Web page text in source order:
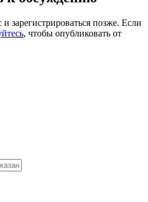
зарегистрироваться позже. Если
, чтобы опубликовать от